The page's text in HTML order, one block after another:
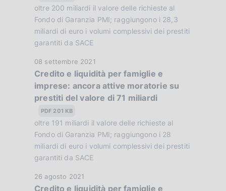
n
e
:
u
b
b
l
a
z
i
n
e
:
oltre 200 miliardi il valore delle richieste al
Fondo di Garanzia PMI; raggiungono i 28,3
miliardi di euro i volumi complessivi dei prestiti
garantiti da SACE
D
a
t
a
u
b
b
l
08 settembre 2021
Credito e liquidità per famiglie e
imprese: ancora attive moratorie su
prestiti del valore di 71 miliardi
PDF 201 KB
oltre 191 miliardi il valore delle richieste al
Fondo di Garanzia PMI; raggiungono i 28
miliardi di euro i volumi complessivi dei prestiti
garantiti da SACE
D
a
26 agosto 2021
Credito e liquidità per famiglie e